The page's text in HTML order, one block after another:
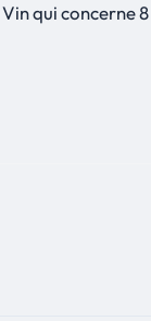
qui concerne